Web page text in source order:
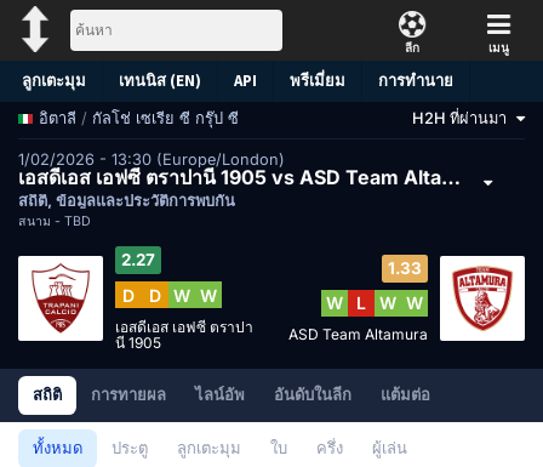
ลีก เมนู
ลูกเตะมุม เทนนิส (EN) API พรีเมี่ยม การทำนาย
อิตาลี / กัลโช่ เซเรีย ซี กรุ๊ป ซี H2H ที่ผ่านมา
1/02/2026 - 13:30 (Europe/London)
เอสดีเอส เอฟซี ตราปานี 1905 vs ASD Team Altamura
สถิติ, ข้อมูลและประวัติการพบกัน
สนาม - TBD
2.27
D D W W
เอสดีเอส เอฟซี ตราปา
นี 1905
1.33
W L W W
ASD Team Altamura
สถิติ การทายผล ไลน์อัพ อันดับในลีก แต้มต่อ
ทั้งหมด ประตู ลูกเตะมุม ใบ ครึ่ง ผู้เล่น